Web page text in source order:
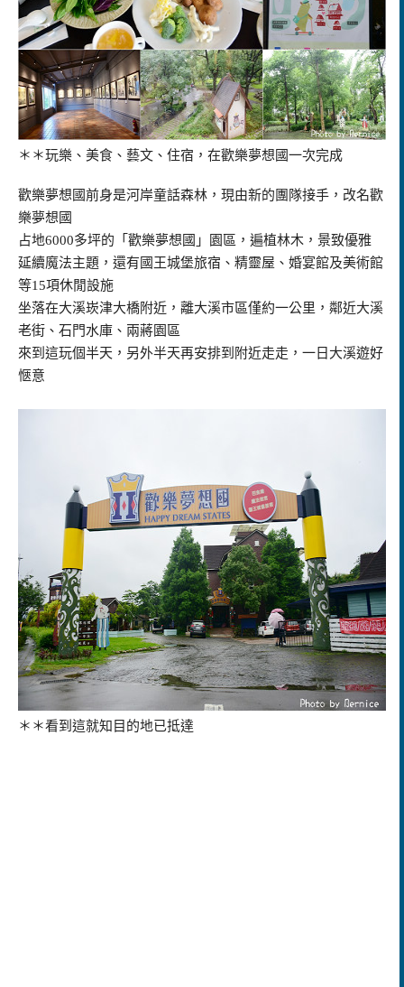
＊＊玩樂、美食、藝文、住宿，在歡樂夢想國一次完成
歡樂夢想國前身是河岸童話森林，現由新的團隊接手，改名歡
樂夢想國
占地6000多坪的「歡樂夢想國」園區，遍植林木，景致優雅
延續魔法主題，還有國王城堡旅宿、精靈屋、婚宴館及美術館
等15項休閒設施
坐落在大溪崁津大橋附近，離大溪市區僅約一公里，鄰近大溪
老街、石門水庫、兩蔣園區
來到這玩個半天，另外半天再安排到附近走走，一日大溪遊好
愜意
＊＊看到這就知目的地已抵達